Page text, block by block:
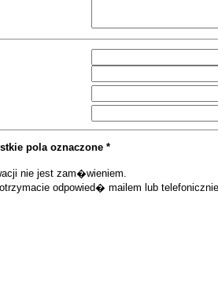
pola oznaczone *
nie jest zam�wieniem.
odpowied� mailem lub